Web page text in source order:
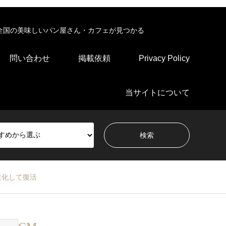
の美味しいパン屋さん・カフェが見つかる
問い合わせ 掲載依頼 Privacy Policy
当サイトについて
して復活